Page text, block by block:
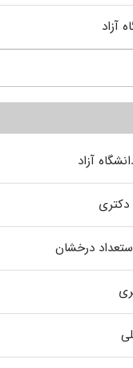
آزاد
آزاد
دکتری
درخشان